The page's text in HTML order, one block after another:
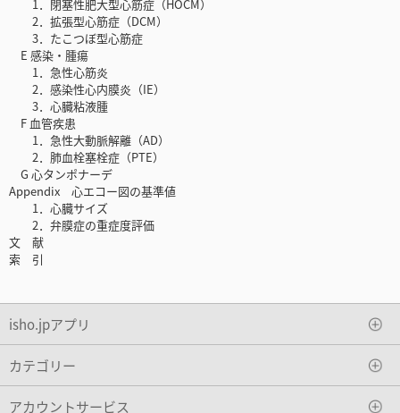
1．閉塞性肥大型心筋症（HOCM）
2．拡張型心筋症（DCM）
3．たこつぼ型心筋症
E 感染・腫瘍
1．急性心筋炎
2．感染性心内膜炎（IE）
3．心臓粘液腫
F 血管疾患
1．急性大動脈解離（AD）
2．肺血栓塞栓症（PTE）
G 心タンポナーデ
Appendix 心エコー図の基準値
1．心臓サイズ
2．弁膜症の重症度評価
文 献
索 引
isho.jpアプリ
カテゴリー
アカウントサービス